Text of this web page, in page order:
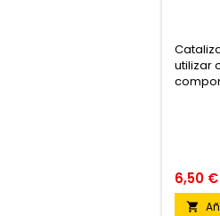
utilizar
6,50 €
